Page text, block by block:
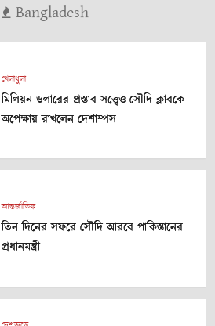
Bangladesh
খেলাধুলা
মিলিয়ন ডলারের প্রস্তাব সত্ত্বেও সৌদি ক্লাবকে
অপেক্ষায় রাখলেন দেশাম্পস
আন্তর্জাতিক
তিন দিনের সফরে সৌদি আরবে পাকিস্তানের
প্রধানমন্ত্রী